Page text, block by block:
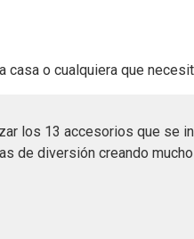
o cualquiera que
los 13 accesorios que se
de diversión creando